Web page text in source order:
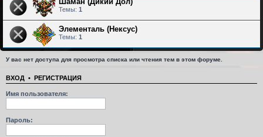
Темы: 1
Элементаль (Нексус)
Темы: 1
У вас нет доступа для просмотра списка или чтения тем в этом форуме.
ВХОД • РЕГИСТРАЦИЯ
Имя пользователя:
Пароль: